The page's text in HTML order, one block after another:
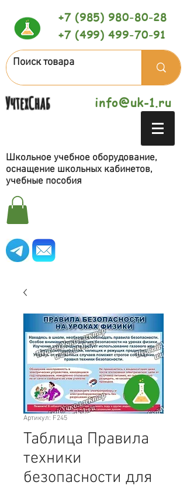
+7 (985) 980-80-28
+7 (499) 499-70-91
УчтехСнаб info@uk-1.ru
Школьное учебное оборудование,
оснащение школьных кабинетов,
учебные пособия
Артикул: F245
Таблица Правила
техники
безопасности для